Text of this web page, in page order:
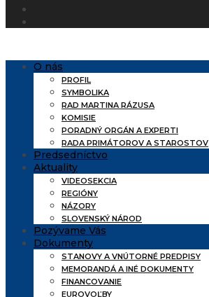
O nás
PROFIL
SYMBOLIKA
RAD MARTINA RÁZUSA
KOMISIE
PORADNÝ ORGÁN A EXPERTI
RADA PRIMÁTOROV A STAROSTOV
Predsedníctvo
Aktuality
VIDEOSEKCIA
REGIÓNY
NÁZORY
SLOVENSKÝ NÁROD
Pozývame Vás
Dokumenty
STANOVY A VNÚTORNÉ PREDPISY
MEMORANDÁ A INÉ DOKUMENTY
FINANCOVANIE
EUROVOĽBY